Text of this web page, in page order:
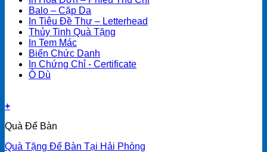
Balo – Cặp Da
In Tiêu Đề Thư – Letterhead
Thủy Tinh Quà Tặng
In Tem Mác
Biển Chức Danh
In Chứng Chỉ - Certificate
Ô Dù
+
Quà Để Bàn
Quà Tặng Để Bàn Tại Hải Phòng